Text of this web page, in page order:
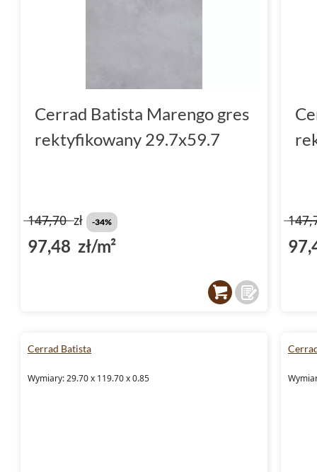
Cerrad Batista Marengo gres
rektyfikowany 29.7x59.7
147,70zł -34%
97,48 zł/m²
Cerrad Batista
Wymiary: 29.70 x 119.70 x 0.85